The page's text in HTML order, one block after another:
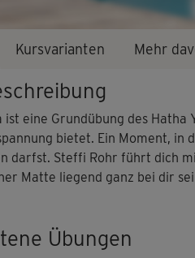
Kursvarianten Mehr
ist eine Grundübung des
bietet. Ein Moment, in
darfst. Steffi Rohr führt dich
Matte liegend ganz bei dir
Übungen